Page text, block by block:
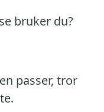
bruker du?
passer, tror